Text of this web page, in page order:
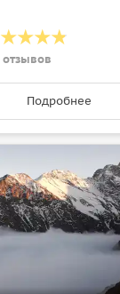
отзывов
Подробнее